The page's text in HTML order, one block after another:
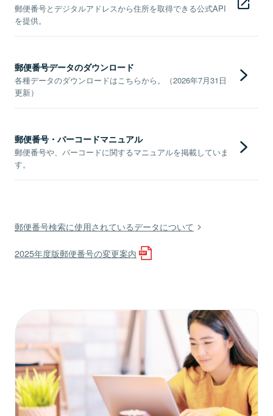
郵便番号とデジタルアドレスから住所を取得できる公式API
を提供。
郵便番号データのダウンロード
各種データのダウンロードはこちらから。（2026年7月31日
更新）
郵便番号・バーコードマニュアル
郵便番号や、バーコードに関するマニュアルを掲載していま
す。
郵便番号検索に使用されているデータについて
2025年度版郵便番号の変更案内